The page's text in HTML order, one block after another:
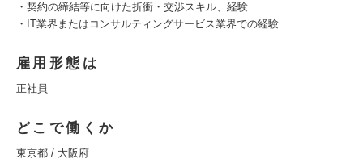
・契約の締結等に向けた折衝・交渉スキル、経験
・IT業界またはコンサルティングサービス業界での経験
雇用形態は
正社員
どこで働くか
東京都 / 大阪府